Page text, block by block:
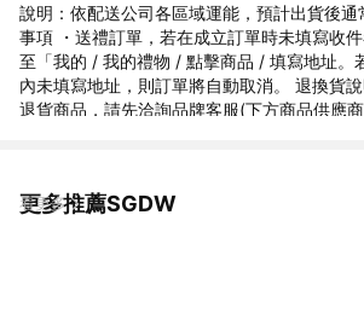
說明：依配送公司各區域運能，預計出貨後
事項 ・送禮訂單，若在成立訂單時未填寫收
至「我的 / 我的禮物 / 點擊商品 / 填寫地址。
內未填寫地址，則訂單將自動取消。 退換貨
退貨商品，請先洽詢品牌客服(下方商品供應
日鑑賞期內(非試用期，包含例假日) 與我們
更多推薦SGDW
看更多